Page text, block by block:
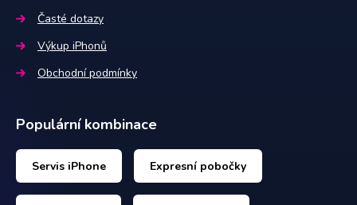
Časté dotazy
Výkup iPhonů
Obchodní podmínky
Populární kombinace
Servis iPhone Expresní pobočky